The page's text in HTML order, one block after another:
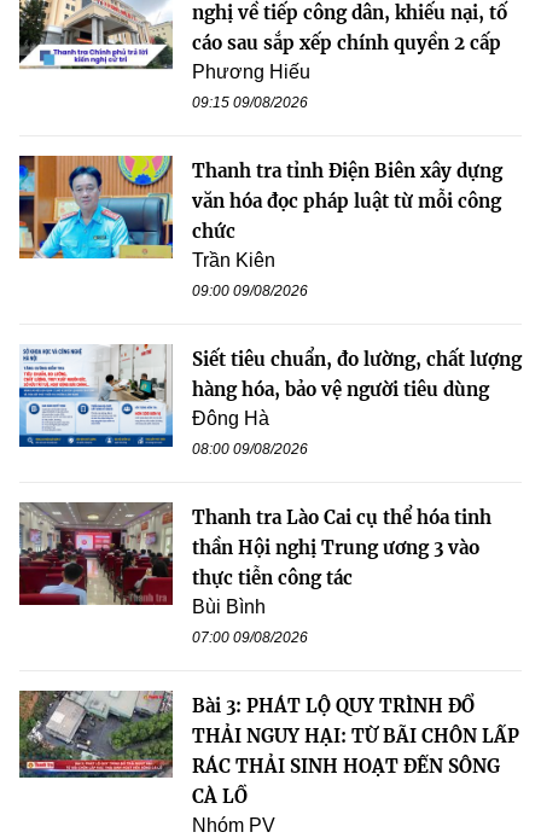
nghị về tiếp công dân, khiếu nại, tố
cáo sau sắp xếp chính quyền 2 cấp
Phương Hiếu
09:15 09/08/2026
Thanh tra tỉnh Điện Biên xây dựng
văn hóa đọc pháp luật từ mỗi công
chức
Trần Kiên
09:00 09/08/2026
Siết tiêu chuẩn, đo lường, chất lượng
hàng hóa, bảo vệ người tiêu dùng
Đông Hà
08:00 09/08/2026
Thanh tra Lào Cai cụ thể hóa tinh
thần Hội nghị Trung ương 3 vào
thực tiễn công tác
Bùi Bình
07:00 09/08/2026
Bài 3: PHÁT LỘ QUY TRÌNH ĐỔ
THẢI NGUY HẠI: TỪ BÃI CHÔN LẤP
RÁC THẢI SINH HOẠT ĐẾN SÔNG
CÀ LỒ
Nhóm PV